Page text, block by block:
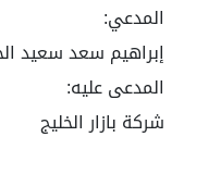
المدعي:
إبراهيم سعد سعيد
المدعى عليه:
شركة بازار الخليج